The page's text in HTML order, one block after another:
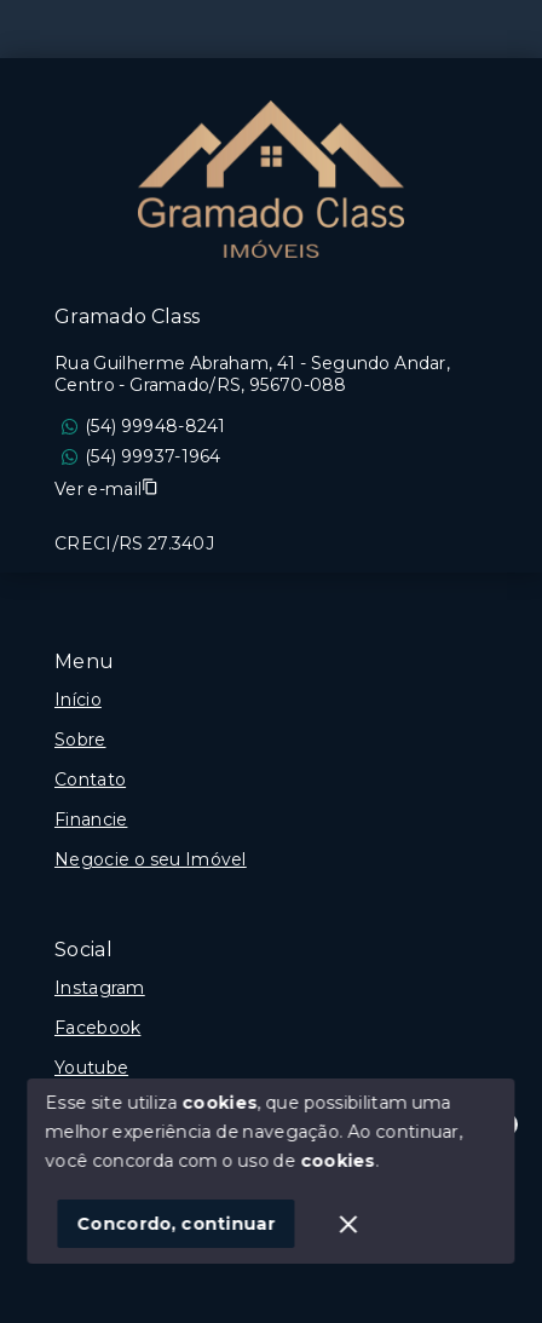
Olá! Estamos disponíveis para te ajudar.
Menu
Início
Sobre
Contato
Financie
Negocie o seu Imóvel
Social
Instagram
Facebook
Youtube
© Copyright 2026 - Gramado Class - Todos os direitos
SITE PARA IMOBILIARIA
Gramado Class
Rua Guilherme Abraham, 41 - Segundo Andar,
Centro - Gramado/RS, 95670-088
(54) 99948-8241
(54) 99937-1964
Ver e-mail
CRECI/RS 27.340J
Esse site utiliza cookies, que possibilitam uma
melhor experiência de navegação.Ao continuar,
você concorda com o uso de cookies.
Concordo, continuar